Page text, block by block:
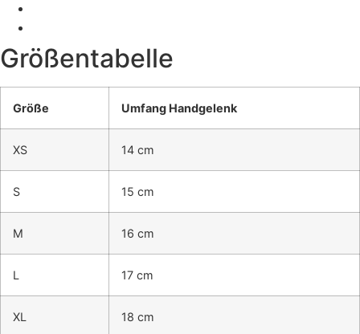
Größentabelle
Größe Umfang Handgelenk
XS 14 cm
S 15 cm
M 16 cm
L 17 cm
XL 18 cm